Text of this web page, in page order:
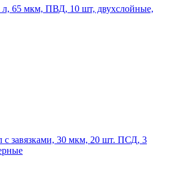
65 мкм, ПВД, 10 шт, двухслойные,
с завязками, 30 мкм, 20 шт. ПСД, 3